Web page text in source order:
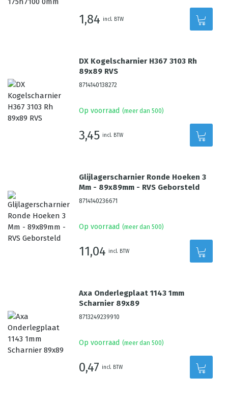
1,84 incl. BTW
DX Kogelscharnier H367 3103 Rh
89x89 RVS
8714140138272
Op voorraad (meer dan 500)
3,45 incl. BTW
Glijlagerscharnier Ronde Hoeken 3
Mm - 89x89mm - RVS Geborsteld
8714140236671
Op voorraad (meer dan 500)
11,04 incl. BTW
Axa Onderlegplaat 1143 1mm
Scharnier 89x89
8713249239910
Op voorraad (meer dan 500)
0,47 incl. BTW